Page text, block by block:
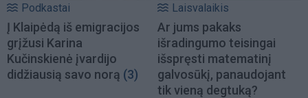
Podkastai
Į Klaipėdą iš emigracijos
grįžusi Karina
Kučinskienė įvardijo
didžiausią savo norą (3)
Laisvalaikis
Ar jums pakaks
išradingumo teisingai
išspręsti matematinį
galvosūkį, panaudojant
tik vieną degtuką?